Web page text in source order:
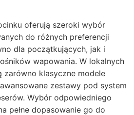
oferują szeroki wybór
do różnych preferencji
dla początkujących, jak i
wapowania. W lokalnych
zarówno klasyczne modele
zestawy pod system
Wybór odpowiedniego
pełne dopasowanie go do